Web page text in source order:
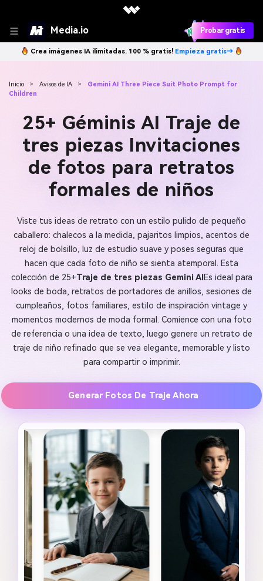
Media.io Probar gratis
Crea imágenes IA ilimitadas. 100 % gratis! Empieza gratis→
Inicio > Avisos de IA >
Gemini AI Three Piece Suit Photo Prompt for
Children
25+ Géminis AI Traje de
tres piezas Invitaciones
de fotos para retratos
formales de niños
Viste tus ideas de retrato con un estilo pulido de pequeño
caballero: chalecos a la medida, pajaritos limpios, acentos de
reloj de bolsillo, luz de estudio suave y poses seguras que
hacen que cada foto de niño se sienta atemporal. Esta
colección de 25+Traje de tres piezas Gemini AI Es ideal para
looks de boda, retratos de portadores de anillos, sesiones de
cumpleaños, fotos familiares, estilo de inspiración vintage y
momentos modernos de moda formal. Comience con una foto
de referencia o una idea de texto, luego genere un retrato de
traje de niño refinado que se vea elegante, memorable y listo
para compartir o imprimir.
Generar Fotos De Traje Ahora